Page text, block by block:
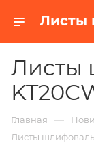
Листы
Главная —
Листы